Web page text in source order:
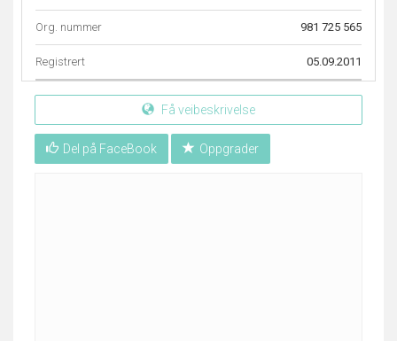
Org. nummer 981 725 565
Registrert 05.09.2011
Få veibeskrivelse
Del på FaceBook Oppgrader